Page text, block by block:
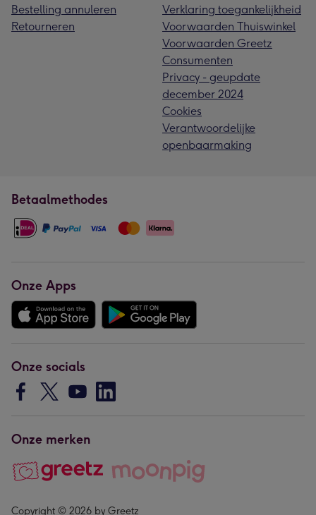
Bestelling annuleren
Retourneren
Verklaring toegankelijkheid
Voorwaarden Thuiswinkel
Voorwaarden Greetz
Consumenten
Privacy - geupdate
december 2024
Cookies
Verantwoordelijke
openbaarmaking
Betaalmethodes
Onze Apps
Onze socials
Onze merken
Copyright © 2026 by Greetz